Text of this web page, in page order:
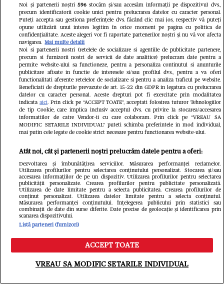
Etno TV, de unde a fost concediată,
și este divorțată de tatăl fiicei sale
Cornel
Insula
devenit
este
Meniu Caută
Noi și partenerii noștri 596stocăm și/sau accesăm informații pe dispozitivul dvs.,
precum identificatorii cookie unici pentru prelucrarea datelor cu caracter personal.
Puteți accepta sau gestiona preferințele dvs. făcând clic mai jos, respectiv vă puteți
opune utilizării unui interes legitim în orice moment pe pagina cu politica de
confidențialitate. Aceste alegeri vor fi raportate partenerilor noștri și nu vă vor afecta
navigarea. Mai multe detalii
Noi si partenerii nostri (retelele de socializare si agentiile de publicitate partenere,
precum si furnizorii nostri de servicii de date analitice) prelucram date pentru a
permite website-ului sa functioneze, pentru a personaliza continutul si anunturile
publicitare afisate in functie de interesele si/sau profilul dvs., pentru a va oferi
functionalitati aferente retelelor de socializare si pentru a analiza traficul pe website.
Beneficiati de drepturile prevazute de art. 15-22 din GDPR in legatura cu prelucrarea
datelor cu caracter personal. Aceste drepturi pot fi exercitate prin modalitatea
indicataaici. Prin click pe “ACCEPT TOATE”, acceptati folosirea tuturor Tehnologiilor
de tip Cookie, care implica inclusiv acceptul dvs. cu privire la stocarea/accesarea
informatiilor de catre Vendor-ii cu care colaboram. Prin click pe “VREAU SA
MODIFIC SETARILE INDIVIDUAL” puteti schimba preferintele in mod individual,
mai putin cele legate de cookie strict necesare pentru functionarea website-ului.
Atât noi, cât și partenerii noștri prelucrăm datele pentru a oferi:
Dezvoltarea și îmbunătățirea serviciilor. Măsurarea performanței reclamelor.
Utilizarea profilurilor pentru selectarea conținutului personalizat. Stocarea și/sau
accesarea informațiilor de pe un dispozitiv. Utilizarea profilurilor pentru selectarea
publicității personalizate. Crearea profilurilor pentru publicitate personalizată.
Utilizarea de date limitate pentru a selecta publicitatea. Crearea profilurilor de
conținut personalizat. Utilizarea datelor limitate pentru a selecta conținutul.
Măsurarea performanței conținutului. Înțelegerea publicului prin statistici sau
combinații de date din surse diferite. Date precise de geolocație și identificarea prin
scanarea dispozitivului.
Listă parteneri (furnizori)
ACCEPT TOATE
VREAU SA MODIFIC SETARILE INDIVIDUAL